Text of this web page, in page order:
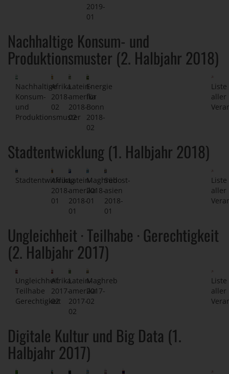
2019-
01
Nachhaltige Konsum- und
Produktionsmuster (2. Halbjahr 2018)
Nachhaltige
Konsum-
und
Produktionsmuster
Afrika
2018-
02
Latein-
amerika
2018-
02
Energie
für
Bonn
2018-
02
Liste
aller
Stadtentwicklung (1. Halbjahr 2018)
Stadtentwicklung
Afrika
2018-
01
Latein-
amerika
2018-
01
Maghreb
2018-
01
Südost-
asien
2018-
01
Liste
aller
Ungleichheit · Teilhabe · Gerechtigkeit
(2. Halbjahr 2017)
Ungleichheit
Teilhabe
Gerechtigkeit
Afrika
2017-
02
Latein-
amerika
2017-
02
Maghreb
2017-
02
Liste
aller
Digitale Kultur und Big Data (1.
Halbjahr 2017)